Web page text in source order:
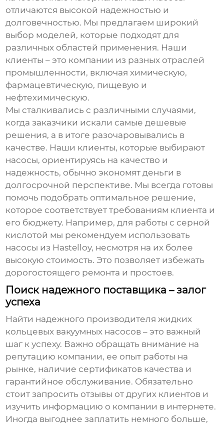
отличаются высокой надежностью и
долговечностью. Мы предлагаем широкий
выбор моделей, которые подходят для
различных областей применения. Наши
клиенты – это компании из разных отраслей
промышленности, включая химическую,
фармацевтическую, пищевую и
нефтехимическую.
Мы сталкивались с различными случаями,
когда заказчики искали самые дешевые
решения, а в итоге разочаровывались в
качестве. Наши клиенты, которые выбирают
насосы, ориентируясь на качество и
надежность, обычно экономят деньги в
долгосрочной перспективе. Мы всегда готовы
помочь подобрать оптимальное решение,
которое соответствует требованиям клиента и
его бюджету. Например, для работы с серной
кислотой мы рекомендуем использовать
насосы из Hastelloy, несмотря на их более
высокую стоимость. Это позволяет избежать
дорогостоящего ремонта и простоев.
Поиск надежного поставщика – залог
успеха
Найти надежного производителя жидких
кольцевых вакуумных насосов – это важный
шаг к успеху. Важно обращать внимание на
репутацию компании, ее опыт работы на
рынке, наличие сертификатов качества и
гарантийное обслуживание. Обязательно
стоит запросить отзывы от других клиентов и
изучить информацию о компании в интернете.
Иногда выгоднее заплатить немного больше,